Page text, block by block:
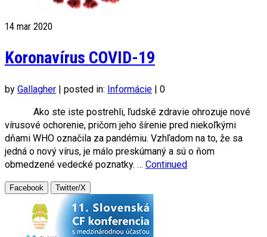
14 mar 2020
Koronavírus COVID-19
by Gallagher | posted in: Informácie | 0
Ako ste iste postrehli, ľudské zdravie ohrozuje nové
vírusové ochorenie, pričom jeho šírenie pred niekoľkými
dňami WHO označila za pandémiu. Vzhľadom na to, že sa
jedná o nový vírus, je málo preskúmaný a sú o ňom
obmedzené vedecké poznatky. … Continued
Facebook Twitter/X